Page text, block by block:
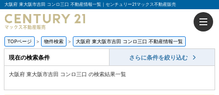
大阪府 東大阪市吉田 コンロ三口 不動産情報一覧｜センチュリー21マックス不動産販売
TOPページ 物件検索 大阪府 東大阪市吉田 コンロ三口 不動産情報一覧
現在の検索条件 さらに条件を絞り込む
大阪府 東大阪市吉田 コンロ三口 の検索結果一覧